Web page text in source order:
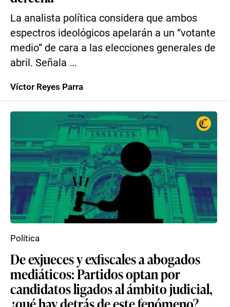
La analista política considera que ambos
espectros ideológicos apelarán a un “votante
medio” de cara a las elecciones generales de
abril. Señala ...
Víctor Reyes Parra
De exjueces y exfiscales a abogados
mediáticos: Partidos optan por
candidatos ligados al ámbito judicial,
Política